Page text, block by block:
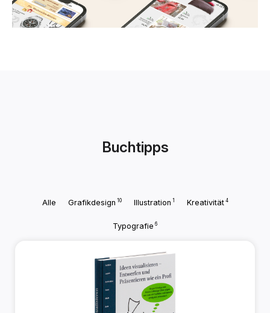
Buchtipps
Alle Grafikdesign 10 Illustration 1 Kreativität4
Typografie 6